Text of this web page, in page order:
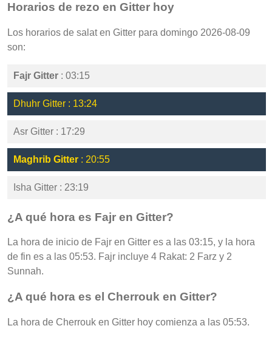
Horarios de rezo en Gitter hoy
Los horarios de salat en Gitter para domingo 2026-08-09
son:
Fajr Gitter : 03:15
Dhuhr Gitter : 13:24
Asr Gitter : 17:29
Maghrib Gitter : 20:55
Isha Gitter : 23:19
¿A qué hora es Fajr en Gitter?
La hora de inicio de Fajr en Gitter es a las 03:15, y la hora
de fin es a las 05:53. Fajr incluye 4 Rakat: 2 Farz y 2
Sunnah.
¿A qué hora es el Cherrouk en Gitter?
La hora de Cherrouk en Gitter hoy comienza a las 05:53.